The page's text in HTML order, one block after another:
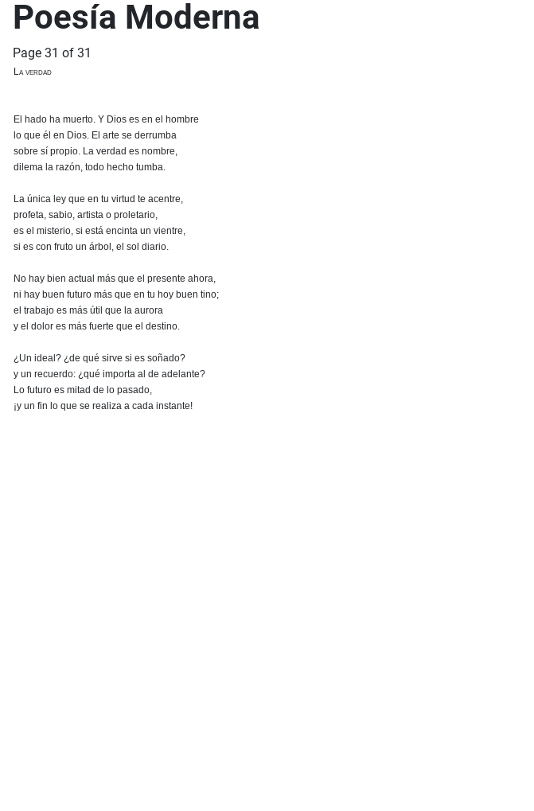
Poesía Moderna
Page 31 of 31
La verdad
El hado ha muerto. Y Dios es en el hombre
lo que él en Dios. El arte se derrumba
sobre sí propio. La verdad es nombre,
dilema la razón, todo hecho tumba.
La única ley que en tu virtud te acentre,
profeta, sabio, artista o proletario,
es el misterio, si está encinta un vientre,
si es con fruto un árbol, el sol diario.
No hay bien actual más que el presente ahora,
ni hay buen futuro más que en tu hoy buen tino;
el trabajo es más útil que la aurora
y el dolor es más fuerte que el destino.
¿Un ideal? ¿de qué sirve si es soñado?
y un recuerdo: ¿qué importa al de adelante?
Lo futuro es mitad de lo pasado,
¡y un fin lo que se realiza a cada instante!